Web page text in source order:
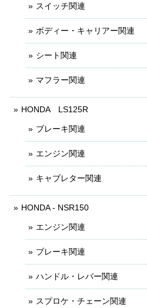
スイッチ関連
ボディー・キャリアー関連
シート関連
マフラー関連
HONDA LS125R
ブレーキ関連
エンジン関連
キャブレター関連
HONDA - NSR150
エンジン関連
ブレーキ関連
ハンドル・レバー関連
スプロケ・チェーン関連